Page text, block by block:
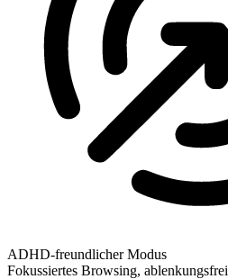
ADHD-freundlicher Modus
Fokussiertes Browsing, ablenkungsfrei